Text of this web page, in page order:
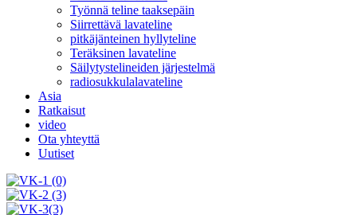
Työnnä teline taaksepäin
Siirrettävä lavateline
pitkäjänteinen hyllyteline
Teräksinen lavateline
Säilytystelineiden järjestelmä
radiosukkulalavateline
Asia
Ratkaisut
video
Ota yhteyttä
Uutiset